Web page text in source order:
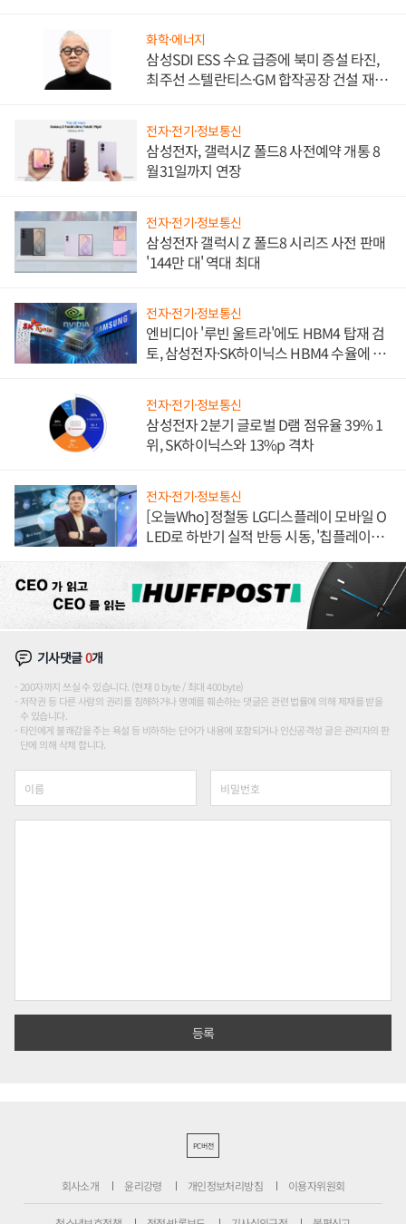
화학·에너지
삼성SDI ESS 수요 급증에 북미 증설 타진,
최주선 스텔란티스·GM 합작공장 건설 재추
전자·전기·정보통신
삼성전자, 갤럭시Z 폴드8 사전예약 개통 8
월31일까지 연장
전자·전기·정보통신
삼성전자 갤럭시 Z 폴드8 시리즈 사전 판매
'144만 대' 역대 최대
전자·전기·정보통신
엔비디아 '루빈 울트라'에도 HBM4 탑재 검
토, 삼성전자·SK하이닉스 HBM4 수율에 주
전자·전기·정보통신
삼성전자 2분기 글로벌 D램 점유율 39% 1
위, SK하이닉스와 13%p 격차
전자·전기·정보통신
[오늘Who] 정철동 LG디스플레이 모바일 O
LED로 하반기 실적 반등 시동, '칩플레이
기사댓글0개
200자까지 쓰실 수 있습니다. (현재 0 byte / 최대 400byte)
저작권 등 다른 사람의 권리를 침해하거나 명예를 훼손하는 댓글은 관련 법률에 의해 제재를 받을
수 있습니다.
타인에게 불쾌감을 주는 욕설 등 비하하는 단어가 내용에 포함되거나 인신공격성 글은 관리자의 판
단에 의해 삭제 합니다.
PC버전
회사소개 윤리강령 개인정보처리방침 이용자위원회